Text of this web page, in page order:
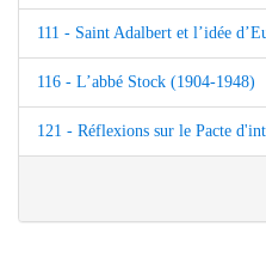
111 - Saint Adalbert et l’idée
116 - L’abbé Stock (1904-1948)
121 - Réflexions sur le Pacte